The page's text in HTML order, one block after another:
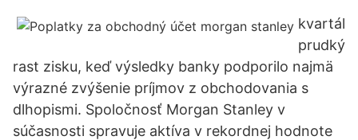
kvartál
prudký
rast zisku, keď výsledky banky podporilo najmä
výrazné zvýšenie príjmov z obchodovania s
dlhopismi. Spoločnosť Morgan Stanley v
súčasnosti spravuje aktíva v rekordnej hodnote